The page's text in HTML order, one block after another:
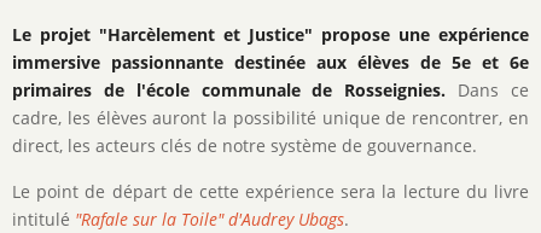
Description
de
l'activité
Le projet "Harcèlement et Justice" propose une expérience
immersive passionnante destinée aux élèves de 5e et 6e
primaires de l'école communale de Rosseignies. Dans ce
cadre, les élèves auront la possibilité unique de rencontrer, en
direct, les acteurs clés de notre système de gouvernance.
Le point de départ de cette expérience sera la lecture du livre
intitulé "Rafale sur la Toile" d'Audrey Ubags.